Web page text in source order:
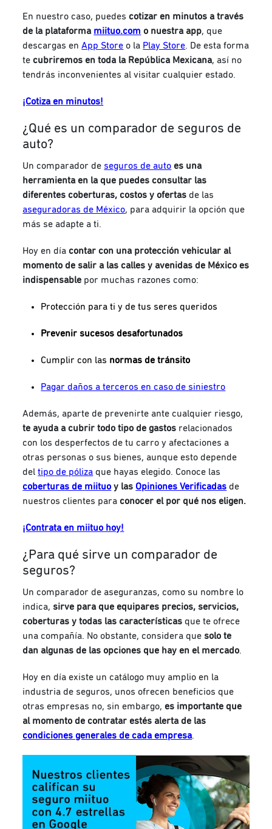
En nuestro caso, puedescotizar en minutos a través
de la plataforma miituo.com o nuestra app, que
descargas enApp Store o la Play Store. De esta forma
tecubriremos en toda la República Mexicana, así no
tendrás inconvenientes al visitar cualquier estado.
¡Cotiza en minutos!
¿Qué es un comparador de seguros de
auto?
Un comparador deseguros de auto es una
herramienta en la que puedes consultar las
diferentescoberturas, costos y ofertas de las
aseguradoras de México, para adquirir la opción que
más se adapte a ti.
Hoy en díacontar con una protección vehicular al
momento de salir a las calles y avenidas de México es
indispensable por muchas razones como:
Protección para ti y de tus seres queridos
Prevenir sucesos desafortunados
Cumplir con las normas de tránsito
Pagardaños a terceros en caso de siniestro
Además, aparte de prevenirte ante cualquier riesgo,
te ayuda a cubrir todo tipo de gastos relacionados
con los desperfectos de tu carro y afectaciones a
otras personas o sus bienes, aunque esto depende
deltipo de póliza que hayas elegido. Conoce las
coberturas de miituo y las Opiniones Verificadas de
nuestros clientes para conocer el por qué nos eligen.
¡Contrata en miituo hoy!
¿Para qué sirve un comparador de
seguros?
Un comparador de aseguranzas, como su nombre lo
indica,sirve para que equipares precios, servicios,
coberturas y todas las características que te ofrece
una compañía. No obstante, considera que solo te
dan algunas de las opciones que hay en el mercado.
Hoy en día existe un catálogo muy amplio en la
industria de seguros, unos ofrecen beneficios que
otras empresas no, sin embargo,es importante que
al momento de contratar estés alerta de las
condiciones generales de cada empresa.